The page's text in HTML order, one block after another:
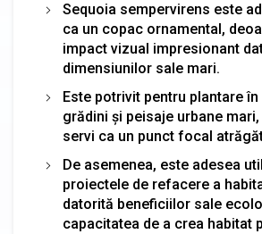
Sequoia sempervirens este
ca un copac ornamental,
impact vizual impresionant
dimensiunilor sale mari.
Este potrivit pentru plantare
grădini și peisaje urbane
servi ca un punct focal
De asemenea, este adesea
proiectele de refacere a
datorită beneficiilor sale
capacitatea de a crea habitat